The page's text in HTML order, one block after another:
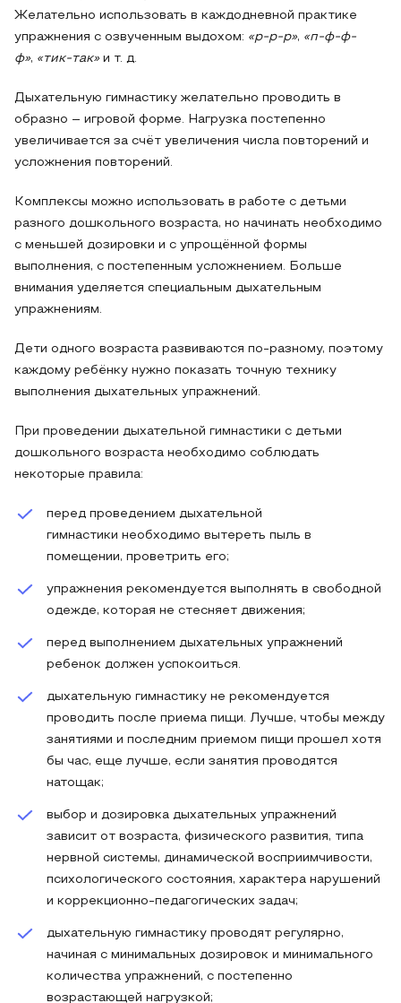
Желательно использовать в каждодневной практике
упражнения с озвученным выдохом: «р-р-р», «п-ф-ф-
ф», «тик-так»и т. д.
Дыхательную гимнастику желательно проводить в
образно – игровой форме. Нагрузка постепенно
увеличивается за счёт увеличения числа повторений и
усложнения повторений.
Комплексы можно использовать в работе с детьми
разного дошкольного возраста, но начинать необходимо
с меньшей дозировки и с упрощённой формы
выполнения, с постепенным усложнением. Больше
внимания уделяется специальным дыхательным
упражнениям.
Дети одного возраста развиваются по-разному, поэтому
каждому ребёнку нужно показать точную технику
выполнения дыхательных упражнений.
При проведении дыхательной гимнастики с детьми
дошкольного возраста необходимо соблюдать
некоторые правила:
перед проведением дыхательной
гимнастики необходимо вытереть пыль в
помещении, проветрить его;
упражнения рекомендуется выполнять в свободной
одежде, которая не стесняет движения;
перед выполнением дыхательных упражнений
ребенок должен успокоиться.
дыхательную гимнастику не рекомендуется
проводить после приема пищи. Лучше, чтобы между
занятиями и последним приемом пищи прошел хотя
бы час, еще лучше, если занятия проводятся
натощак;
выбор и дозировка дыхательных упражнений
зависит от возраста, физического развития, типа
нервной системы, динамической восприимчивости,
психологического состояния, характера нарушений
и коррекционно-педагогических задач;
дыхательную гимнастику проводят регулярно,
начиная с минимальных дозировок и минимального
количества упражнений, с постепенно
возрастающей нагрузкой;